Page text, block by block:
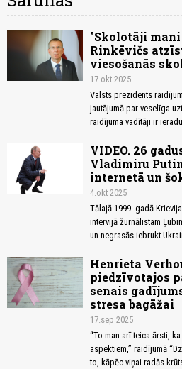
"Skolotāji
Rinkēvičs
viesošanās
17.okt 2025
Valsts prezidents
jautājumā par veselīga
raidījuma vadītāji ir
VIDEO. 26
Vladimiru
internetā un
4.okt 2025
Tālajā 1999. gadā
intervijā žurnālistam
un negrasās iebrukt
Henrieta
piedzīvotajos
senais
stresa bagāžai
17.sep 2025
“To man arī teica ārsti,
aspektiem,” raidījumā
to, kāpēc viņai radās